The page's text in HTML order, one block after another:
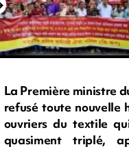
La Première ministre
refusé toute nouvelle
ouvriers du textile
quasiment triplé,